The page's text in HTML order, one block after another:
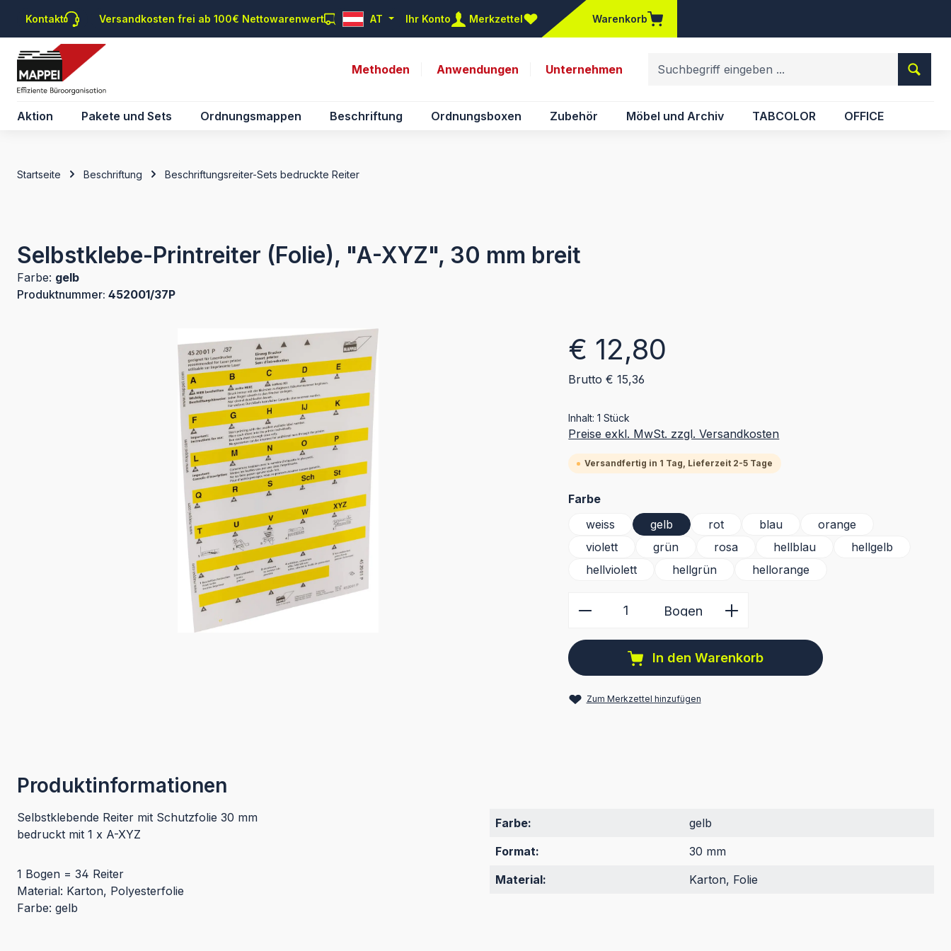
Hauptinhalt springen
Zur Suche springen
Zur Hauptnavigation springen
Kontakt Versandkosten frei ab 100€ Nettowarenwert AT Ihr Konto Merkzettel
Du hast 0 Produkte auf dem Merkzettel
Warenkorb
Methoden Anwendungen Unternehmen
Aktion Pakete und Sets Ordnungsmappen Beschriftung Ordnungsboxen Zubehör Möbel und Archiv TABCOLOR OFFICE
Startseite Beschriftung Beschriftungsreiter-Sets bedruckte Reiter
Selbstklebe-Printreiter (Folie), "A-XYZ", 30 mm breit
Farbe: gelb
Produktnummer: 452001/37P
Regulärer Preis:
€ 12,80
Brutto € 15,36
Inhalt:1 Stück
Preise exkl. MwSt. zzgl. Versandkosten
Versandfertig in 1 Tag, Lieferzeit 2-5 Tage
Farbeauswählen
weiss
gelb rot blau
orange
violett
grün rosa hellblau
hellgelb
hellviolett
hellgrün hellorange
Produkt Anzahl: Gib den gewünschten Wert
Bogen
In den Warenkorb
Zum Merkzettel hinzufügen
Produktinformationen
Selbstklebende Reiter mit Schutzfolie 30 mm
bedruckt mit 1 x A-XYZ
1 Bogen = 34 Reiter
Material: Karton, Polyesterfolie
Farbe: gelb
Farbe:
gelb
Format:
30 mm
Material:
Karton, Folie